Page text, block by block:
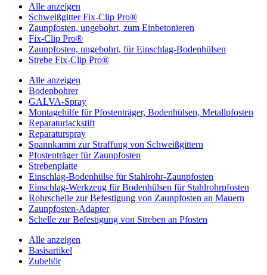
Alle anzeigen
Schweißgitter Fix-Clip Pro®
Zaunpfosten, ungebohrt, zum Einbetonieren
Fix-Clip Pro®
Zaunpfosten, ungebohrt, für Einschlag-Bodenhülsen
Strebe Fix-Clip Pro®
Alle anzeigen
Bodenbohrer
GALVA-Spray
Montagehilfe für Pfostenträger, Bodenhülsen, Metallpfosten
Reparaturlackstift
Reparaturspray
Spannkamm zur Straffung von Schweißgittern
Pfostenträger für Zaunpfosten
Strebenplatte
Einschlag-Bodenhülse für Stahlrohr-Zaunpfosten
Einschlag-Werkzeug für Bodenhülsen für Stahlrohrpfosten
Rohrschelle zur Befestigung von Zaunpfosten an Mauern
Zaunpfosten-Adapter
Schelle zur Befestigung von Streben an Pfosten
Alle anzeigen
Basisartikel
Zubehör